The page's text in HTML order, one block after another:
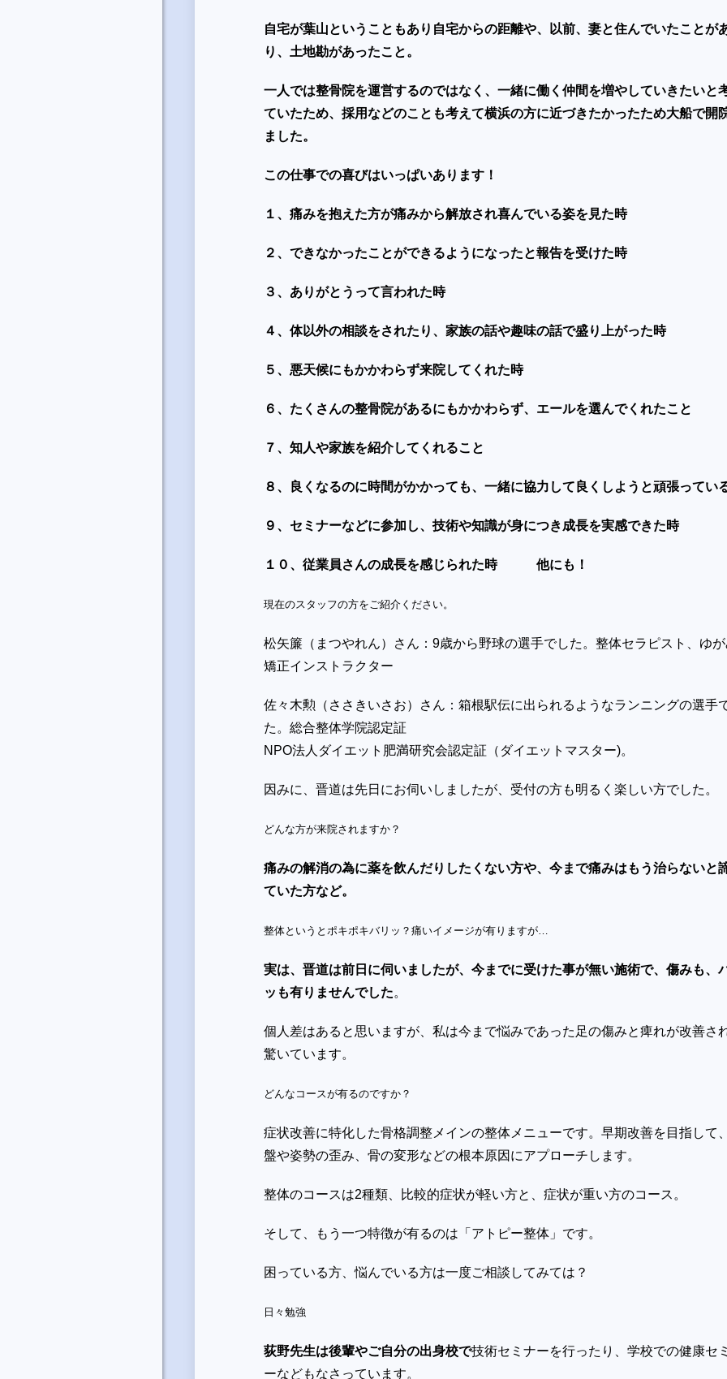
自宅が葉山ということもあり自宅からの距離や、以前、妻と住んでいたことが
り、土地勘があったこと。
一人では整骨院を運営するのではなく、一緒に働く仲間を増やしていきたいと
ていたため、採用などのことも考えて横浜の方に近づきたかったため大船で開
ました。
この仕事での喜びはいっぱいあります！
１、痛みを抱えた方が痛みから解放され喜んでいる姿を見た時
２、できなかったことができるようになったと報告を受けた時
３、ありがとうって言われた時
４、体以外の相談をされたり、家族の話や趣味の話で盛り上がった時
５、悪天候にもかかわらず来院してくれた時
６、たくさんの整骨院があるにもかかわらず、エールを選んでくれたこと
７、知人や家族を紹介してくれること
８、良くなるのに時間がかかっても、一緒に協力して良くしようと頑張ってい
９、セミナーなどに参加し、技術や知識が身につき成長を実感できた時
１０、従業員さんの成長を感じられた時 他にも！
現在のスタッフの方をご紹介ください。
松矢簾（まつやれん）さん： 9歳から野球の選手でした。 整体セラピスト、 ゆ
矯正インストラクター
佐々木勲（ささきいさお）さん：箱根駅伝に出られるようなランニングの選手
た。 総合整体学院認定証
NPO法人ダイエット肥満研究会認定証（ダイエットマスター)。
因みに、晋道は先日にお伺いしましたが、受付の方も明るく楽しい方でした。
どんな方が来院されますか？
痛みの解消の為に薬を飲んだりしたくない方や、今まで痛みはもう治らないと
ていた方など。
整体というとポキポキバリッ？痛いイメージが有りますが…
実は、晋道は前日に伺いましたが、今までに受けた事が無い施術で、傷みも、
ッも有りませんでした。
個人差はあると思いますが、私は今まで悩みであった足の傷みと痺れが改善さ
驚いています。
どんなコースが有るのですか？
症状改善に特化した骨格調整メインの整体メニューです。早期改善を目指して
盤や姿勢の歪み、骨の変形などの根本原因にアプローチします。
整体のコースは2種類、比較的症状が軽い方と、症状が重い方のコース。
そして、もう一つ特徴が有るのは「アトピー整体」です。
困っている方、悩んでいる方は一度ご相談してみては？
日々勉強
荻野先生は後輩やご自分の出身校で技術セミナーを行ったり、学校での健康セ
ーなどもなさっています。